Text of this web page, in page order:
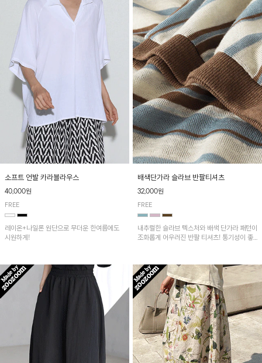
소프트 언발 카라블라우스
40,000원
FREE
레이온+나일론 원단으로 무더운 한여름에도
시원하게!
배색단가라 슬라브 반팔티셔츠
32,000원
FREE
내추럴한 슬라브 텍스처와 배색 단가라 패턴이
조화롭게 어우러진 반팔 티셔츠! 통기성이 좋